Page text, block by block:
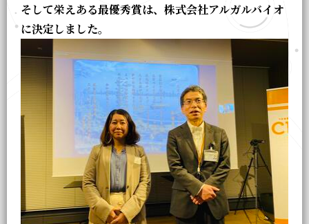
そして栄えある最優秀賞は、株式会社アルガルバイオ
に決定しました。